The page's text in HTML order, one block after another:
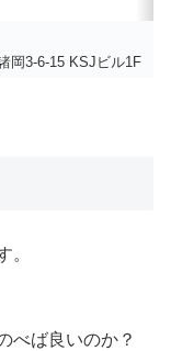
岡3-6-15 KSJビル1F
。
べば良いのか？